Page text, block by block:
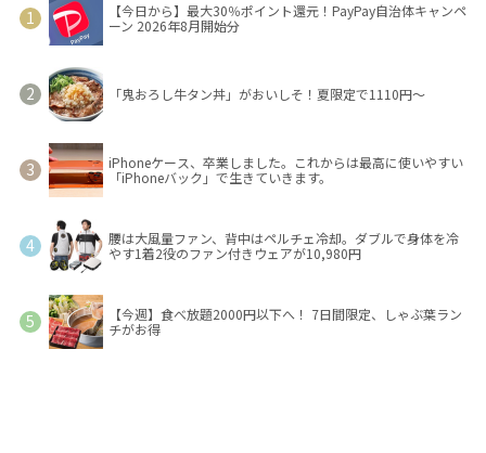
【今日から】最大30％ポイント還元！PayPay自治体キャンペ
ーン 2026年8月開始分
「鬼おろし牛タン丼」がおいしそ！夏限定で1110円～
iPhoneケース、卒業しました。これからは最高に使いやすい
「iPhoneバック」で生きていきます。
腰は大風量ファン、背中はペルチェ冷却。ダブルで身体を冷
やす1着2役のファン付きウェアが10,980円
【今週】食べ放題2000円以下へ！ 7日間限定、しゃぶ葉ラン
チがお得